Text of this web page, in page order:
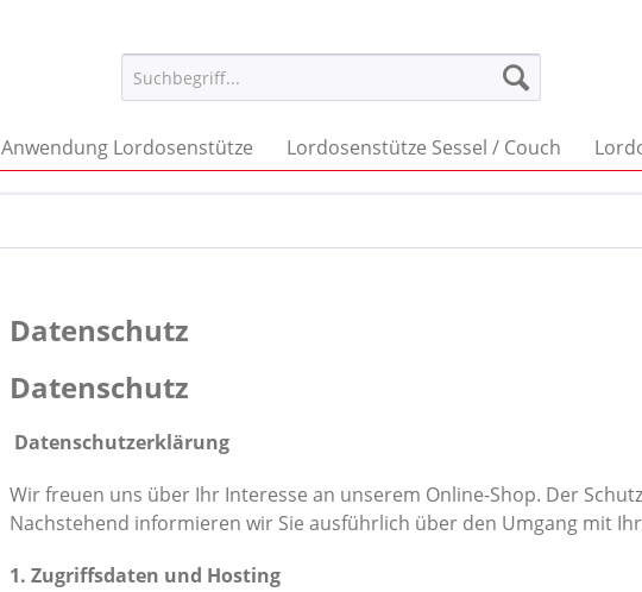
Anwendung Lordosenstütze Lordosenstütze Sessel / Couch
Datenschutz
Datenschutz
Datenschutzerklärung
Wir freuen uns über Ihr Interesse an unserem Online-Shop. Der
Nachstehend informieren wir Sie ausführlich über den Umgang mit
1. Zugriffsdaten und Hosting